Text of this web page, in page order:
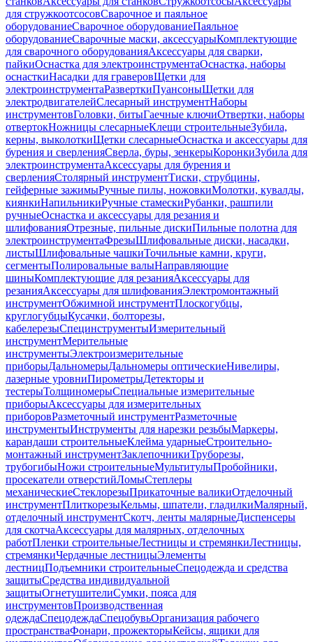
для стружкоотсосовСварочное и паяльное
оборудованиеСварочное оборудованиеПаяльное
оборудованиеСварочные маски, аксессуарыКомплектующие
для сварочного оборудованияАксессуары для сварки,
пайкиОснастка для электроинструментаОснастка, наборы
оснасткиНасадки для граверовЩетки для
электроинструментаРазверткиПуансоныЩетки для
электродвигателейСлесарный инструментНаборы
инструментовГоловки, битыГаечные ключиОтвертки, наборы
отвертокНожницы слесарныеКлещи строительныеЗубила,
керны, выколоткиЩетки слесарныеОснастка и аксессуары для
бурения и сверленияСверла, буры, зенкерыКоронкиЗубила для
электроинструментаАксессуары для бурения и
сверленияСтолярный инструментТиски, струбцины,
гейферные зажимыРучные пилы, ножовкиМолотки, кувалды,
киянкиНапильникиРучные стамескиРубанки, рашпили
ручныеОснастка и аксессуары для резания и
шлифованияОтрезные, пильные дискиПильные полотна для
электроинструментаФрезыШлифовальные диски, насадки,
листыШлифовальные чашкиТочильные камни, круги,
сегментыПолировальные валыНаправляющие
шиныКомплектующие для резанияАксессуары для
резанияАксессуары для шлифованияЭлектромонтажный
инструментОбжимной инструментПлоскогубцы,
круглогубцыКусачки, болторезы,
кабелерезыСпецинструментыИзмерительный
инструментМерительные
инструментыЭлектроизмерительные
приборыДальномерыДальномеры оптическиеНивелиры,
лазерные уровниПирометрыДетекторы и
тестерыТолщиномерыСпециальные измерительные
приборыАксессуары для измерительных
приборовРазметочный инструментРазметочные
инструментыИнструменты для нарезки резьбыМаркеры,
карандаши строительныеКлейма ударныеСтроительно-
монтажный инструментЗаклепочникиТруборезы,
трубогибыНожи строительныеМультитулыПробойники,
просекатели отверстийЛомыСтеплеры
механическиеСтеклорезыПрикаточные валикиОтделочный
инструментПлиткорезыКельмы, шпатели, гладилкиМалярный,
отделочный инструментСкотч, ленты малярныеДиспенсеры
для скотчаАксессуары для малярных, отделочных
работПленки строительныеЛестницы и стремянкиЛестницы,
стремянкиЧердачные лестницыЭлементы
лестницПодъемники строительныеСпецодежда и средства
защитыСредства индивидуальной
защитыОгнетушителиСумки, пояса для
инструментовПроизводственная
одеждаСпецодеждаСпецобувьОрганизация рабочего
пространстваФонари, прожекторыКейсы, ящики для